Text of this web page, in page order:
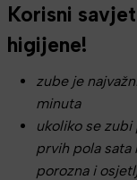
Korisni
higijene!
zube je
minuta
ukoliko se
prvih pola sata
porozna i